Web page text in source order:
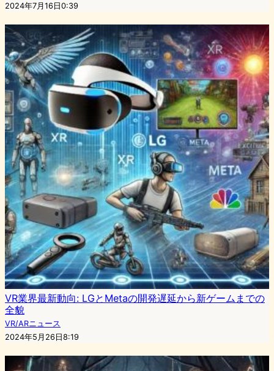
2024年7月16日0:39
VR業界最新動向: LGとMetaの開発遅延から新ゲームまでの
全貌
VR/ARニュース
2024年5月26日8:19